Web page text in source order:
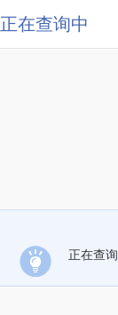
正在查询中
正在查